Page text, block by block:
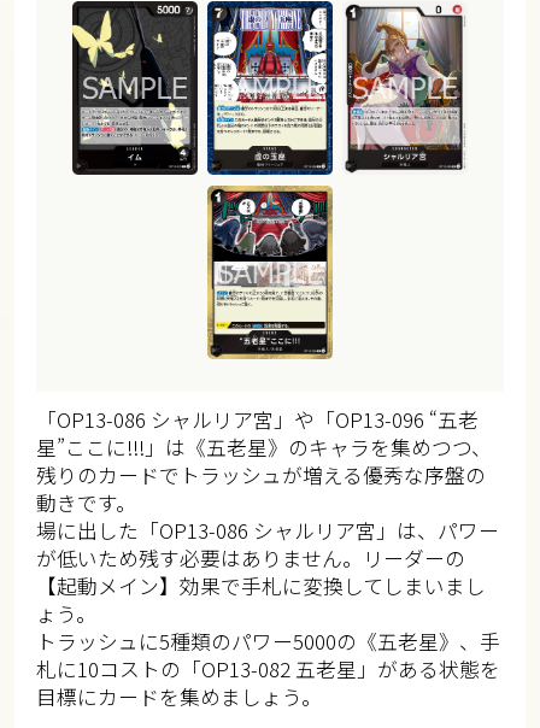
「OP13-086 シャルリア宮」や「OP13-096 “五老
星”ここに!!!」は《五老星》のキャラを集めつつ、
残りのカードでトラッシュが増える優秀な序盤の
動きです。
場に出した「OP13-086 シャルリア宮」は、パワー
が低いため残す必要はありません。リーダーの
【起動メイン】効果で手札に変換してしまいまし
ょう。
トラッシュに5種類のパワー5000の《五老星》、手
札に10コストの「OP13-082 五老星」がある状態を
目標にカードを集めましょう。